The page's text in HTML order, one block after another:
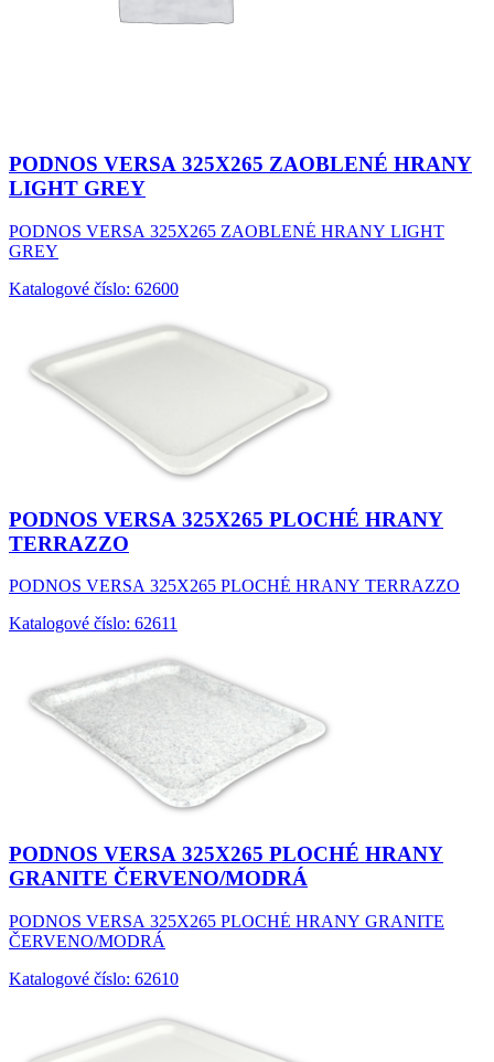
PODNOS VERSA 325X265 ZAOBLENÉ HRANY
LIGHT GREY
PODNOS VERSA 325X265 ZAOBLENÉ HRANY LIGHT
GREY
Katalogové číslo: 62600
PODNOS VERSA 325X265 PLOCHÉ HRANY
TERRAZZO
PODNOS VERSA 325X265 PLOCHÉ HRANY TERRAZZO
Katalogové číslo: 62611
PODNOS VERSA 325X265 PLOCHÉ HRANY
GRANITE ČERVENO/MODRÁ
PODNOS VERSA 325X265 PLOCHÉ HRANY GRANITE
ČERVENO/MODRÁ
Katalogové číslo: 62610